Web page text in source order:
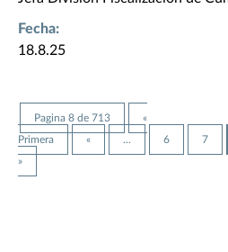
Fecha:
18.8.25
Pagina 8 de 713
«
Primera
« ... 6 7
»